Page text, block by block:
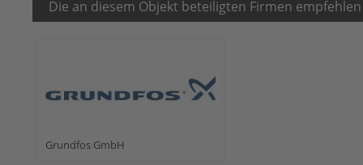
Die an diesem Objekt beteiligten Firmen
Grundfos GmbH